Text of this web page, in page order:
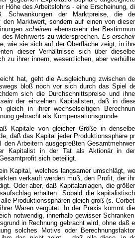
Höhe des Arbeitslohns - eine Erscheinung,
der Marktpreise, die
Marktwert, sondern auf einen von
scheinen ebensosehr der
Mehrwerts zu widersprechen. Es
wie sie sich auf der Oberfläche zeigt, in
dieser Verhältnisse sich über
zu ihrer innern, wesentlichen, aber
hat, geht die Ausgleichung zwischen
bloß noch vor sich durch das Spiel
sich die Durchschnittspreise und
der einzelnen Kapitalisten, daß in
in ihrer wechselseitigen
gebracht als Kompensationsgründe.
Kapitale von gleicher Größe in
daß das Kapital jeder Produktionssphäre
Arbeitern ausgepreßten
Kapitalist in der Tat als Aktionär in
sich beteiligt.
Kapital, welches langsamer umschlägt,
verkauft werden muß, den Profit, der
Oder aber, daß Kapitalanlagen, die
erhalten. Sobald die
Produktionssphären gleich groß (s.
Waren vergütet. In der Praxis kommt
notwendig, innerhalb gewisser
in Rechnung gebracht wird, ohne daß
solches Motivs oder